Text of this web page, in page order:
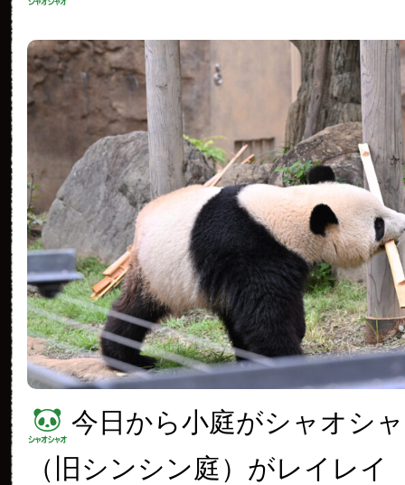
今日から小庭がシャオシ
（旧シンシン庭）がレイレイ